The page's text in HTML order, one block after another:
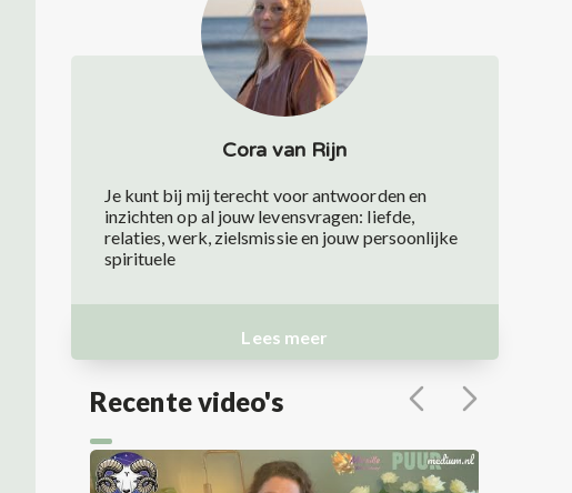
Cora van Rijn
Je kunt bij mij terecht voor antwoorden en
inzichten op al jouw levensvragen: liefde,
relaties, werk, zielsmissie en jouw persoonlijke
spirituele
Lees meer
Recente video's